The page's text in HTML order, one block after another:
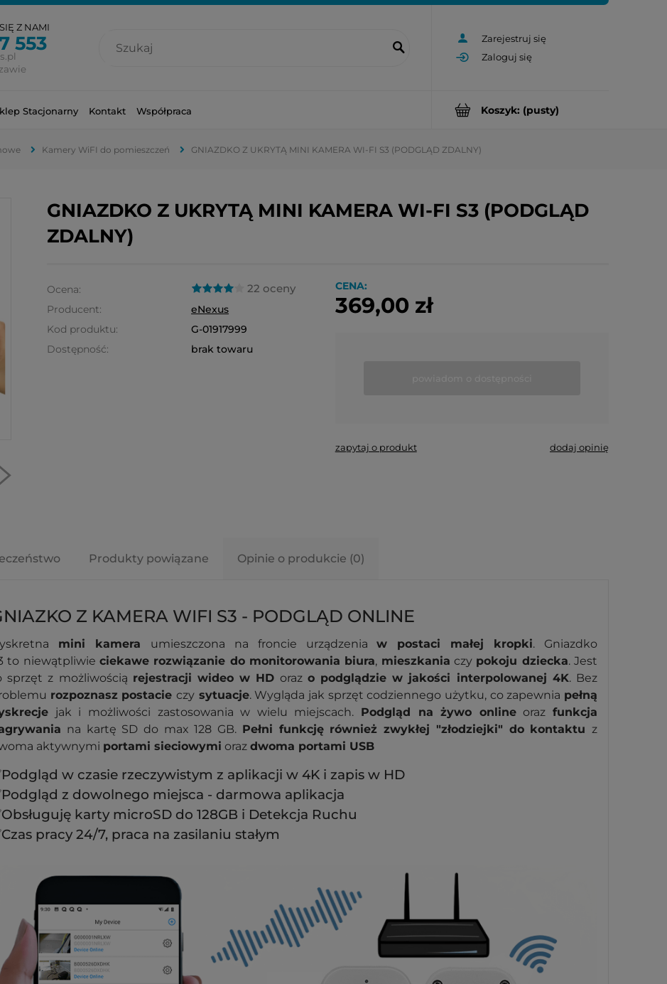
Zarejestruj się
Zaloguj się
Z NAMI
553
Koszyk: (pusty)
Stacjonarny Kontakt Współpraca
Kamery WiFI do pomieszczeń GNIAZDKO Z UKRYTĄ MINI KAMERA WI-FI S3 (PODGLĄD ZDALNY)
GNIAZDKO Z UKRYTĄ MINI KAMERA WI-FI S3 (PODGLĄD
ZDALNY)
Ocena: 22 oceny
Producent:
eNexus
Kod produktu:
G-01917999
Dostępność:
brak towaru
CENA:
369,00 zł
zapytaj o produkt dodaj opinię
Produkty powiązane Opinie o produkcie (0)
Z KAMERA WIFI S3 - PODGLĄD ONLINE
mini kamera umieszczona na froncie urządzeniaw postaci małej kropki. Gniazdko
to niewątpliwieciekawe rozwiązanie do monitorowania biura, mieszkania czy pokoju dziecka. Jest
sprzęt z możliwością rejestracji wideo w HD oraz o podglądzie w jakości interpolowanej 4K. Bez
rozpoznaszpostacieczy sytuacje. Wygląda jak sprzęt codziennego użytku, co zapewnia pełną
jak i możliwości zastosowania w wielu miejscach. Podgląd na żywo onlineoraz funkcja
na kartę SD do max 128 GB. Pełni funkcję również zwykłej "złodziejki" do kontaktu z
aktywnymi portami sieciowymi orazdwoma portami USB
w czasie rzeczywistym z aplikacji w 4K i zapis w HD
z dowolnego miejsca - darmowa aplikacja
karty microSD do 128GB i Detekcja Ruchu
pracy 24/7, praca na zasilaniu stałym